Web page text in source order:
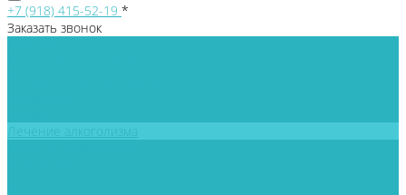
+7 (918) 415-52-19 *
Заказать звонок
Лечение алкоголизма